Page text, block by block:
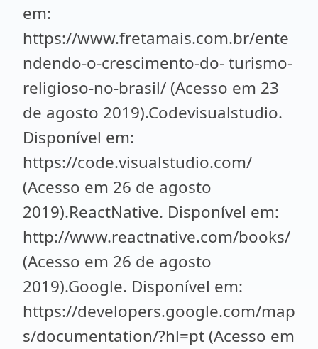
em:
https://www.fretamais.com.br/ente
ndendo-o-crescimento-do- turismo-
religioso-no-brasil/ (Acesso em 23
de agosto 2019).Codevisualstudio.
Disponível em:
https://code.visualstudio.com/
(Acesso em 26 de agosto
2019).ReactNative. Disponível em:
http://www.reactnative.com/books/
(Acesso em 26 de agosto
2019).Google. Disponível em:
https://developers.google.com/map
s/documentation/?hl=pt (Acesso em